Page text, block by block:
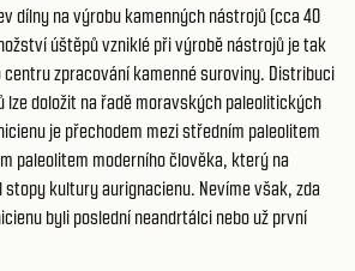
dílny na výrobu kamenných nástrojů (cca 40
úštěpů vzniklé při výrobě nástrojů je tak
centru zpracování kamenné suroviny. Distribuci
lze doložit na řadě moravských paleolitických
je přechodem mezi středním paleolitem
paleolitem moderního člověka, který na
kultury aurignacienu. Nevíme však, zda
byli poslední neandrtálci nebo už první